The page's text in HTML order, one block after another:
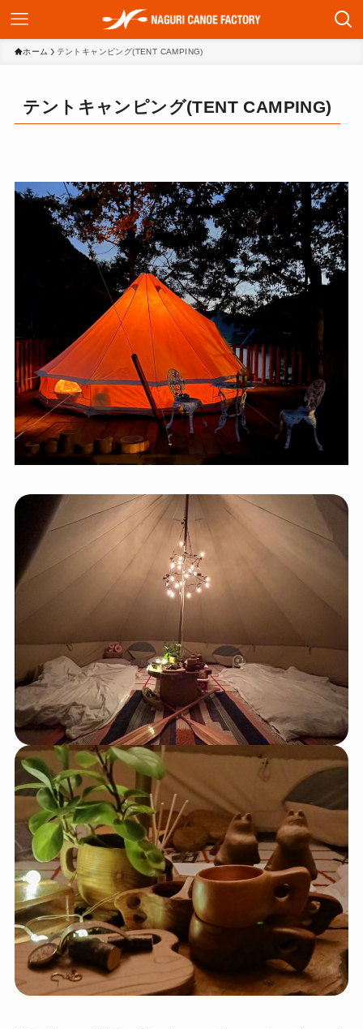
ホーム テントキャンピング(TENT CAMPING)
テントキャンピング(TENT CAMPING)